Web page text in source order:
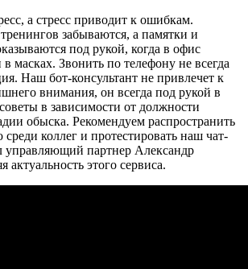
а стресс приводит к ошибкам.
забываются, а памятки и
под рукой, когда в офис
масках. Звонить по телефону не всегда
Наш бот-консультант не привлечет к
внимания, он всегда под рукой в
в зависимости от должности
обыска. Рекомендуем распространить
коллег и протестировать наш чат-
управляющий партнер Александр
актуальность этого сервиса.